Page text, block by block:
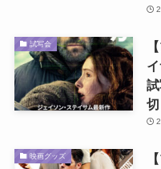
試写会
切
映画グッズ